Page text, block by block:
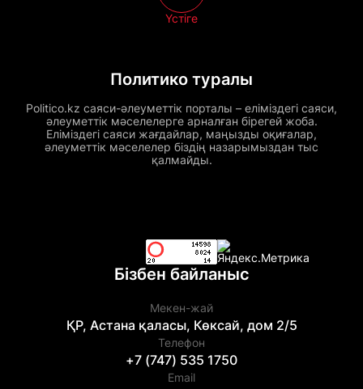
Политико туралы
Politico.kz саяси-әлеуметтік порталы – еліміздегі саяси,
әлеуметтік мәселелерге арналған бірегей жоба.
Еліміздегі саяси жағдайлар, маңызды оқиғалар,
әлеуметтік мәселелер біздің назарымыздан тыс
қалмайды.
Үстіге
Бізбен байланыс
Мекен-жай
ҚР, Астана қаласы, Көксай, дом 2/5
Телефон
+7 (747) 535 1750
Email